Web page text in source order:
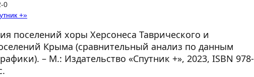
0
+»
поселений хоры Херсонеса Таврического и
Крыма (сравнительный анализ по данным
– М.: Издательство «Спутник +», 2023, ISBN 978-